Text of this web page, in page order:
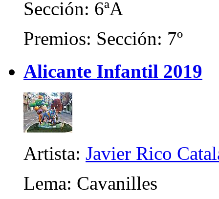
Sección: 6ªA
Premios: Sección: 7º
Alicante Infantil 2019
Artista: Javier Rico
Lema: Cavanilles